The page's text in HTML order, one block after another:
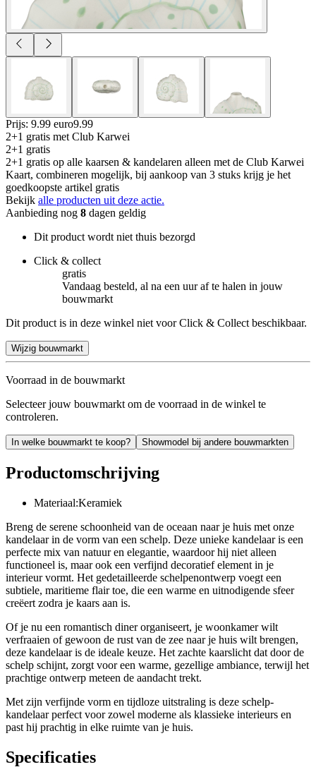
Prijs: 9.99 euro9.99
2+1 gratis met Club Karwei
2+1 gratis
2+1 gratis op alle kaarsen & kandelaren alleen met de Club Karwei
Kaart, combineren mogelijk, bij aankoop van 3 stuks krijg je het
goedkoopste artikel gratis
Bekijk alle producten uit deze actie.
Aanbieding nog 8 dagen geldig
Dit product wordt niet thuis bezorgd
Click & collect
gratis
Vandaag besteld, al na een uur af te halen in jouw
bouwmarkt
Dit product is in deze winkel niet voor Click & Collect beschikbaar.
Wijzig bouwmarkt
Voorraad in de bouwmarkt
Selecteer jouw bouwmarkt om de voorraad in de winkel te
controleren.
In welke bouwmarkt te koop? Showmodel bij andere bouwmarkten
Productomschrijving
Materiaal:Keramiek
Breng de serene schoonheid van de oceaan naar je huis met onze
kandelaar in de vorm van een schelp. Deze unieke kandelaar is een
perfecte mix van natuur en elegantie, waardoor hij niet alleen
functioneel is, maar ook een verfijnd decoratief element in je
interieur vormt. Het gedetailleerde schelpenontwerp voegt een
subtiele, maritieme flair toe, die een warme en uitnodigende sfeer
creëert zodra je kaars aan is.
Of je nu een romantisch diner organiseert, je woonkamer wilt
verfraaien of gewoon de rust van de zee naar je huis wilt brengen,
deze kandelaar is de ideale keuze. Het zachte kaarslicht dat door de
schelp schijnt, zorgt voor een warme, gezellige ambiance, terwijl het
prachtige ontwerp meteen de aandacht trekt.
Met zijn verfijnde vorm en tijdloze uitstraling is deze schelp-
kandelaar perfect voor zowel moderne als klassieke interieurs en
past hij prachtig in elke ruimte van je huis.
Specificaties